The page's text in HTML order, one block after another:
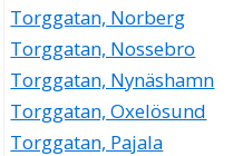
Torggatan, Norberg
Torggatan, Nossebro
Torggatan, Nynäshamn
Torggatan, Oxelösund
Torggatan, Pajala